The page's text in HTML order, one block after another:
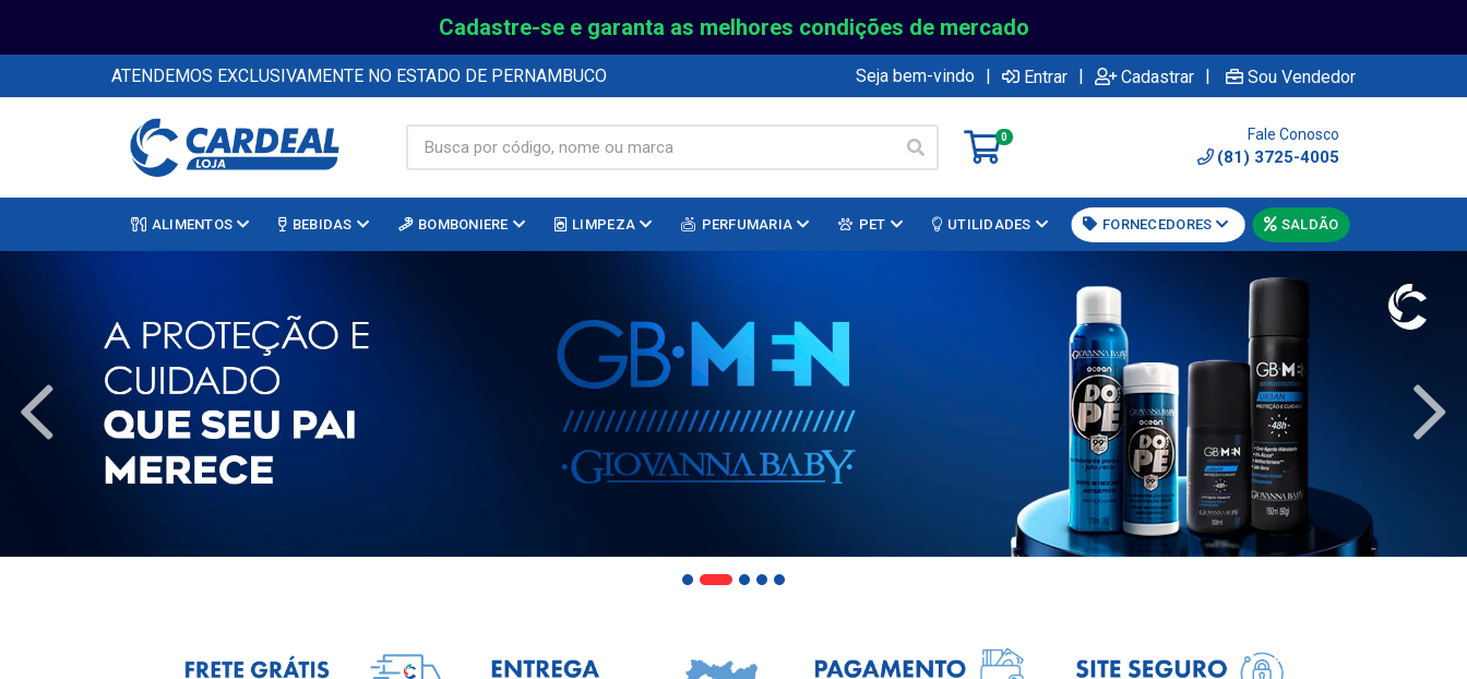
Cadastre-se e garanta as melhores condições de mercado
ATENDEMOS EXCLUSIVAMENTE NO ESTADO DE PERNAMBUCO Seja bem-vindo | Entrar | Cadastrar | Sou Vendedor
0 Fale Conosco
(81) 3725-4005
ALIMENTOS BEBIDAS BOMBONIERE LIMPEZA PERFUMARIA PET UTILIDADES FORNECEDORES SALDÃO